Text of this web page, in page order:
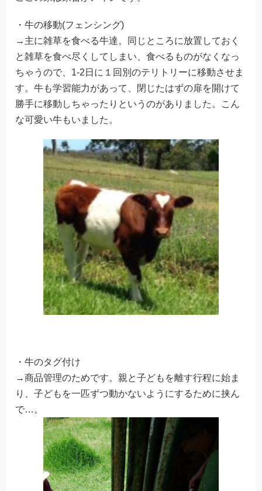
・牛の移動(フェンシング)
→主に雑草を食べる牛達。同じところに放置しておく
と雑草を食べ尽くしてしまい、食べるものがなくなっ
ちゃうので、1-2日に１回別のテリトリーに移動させま
す。牛も学習能力があって、閉じたはずの扉を開けて
勝手に移動しちゃったりというのがありました。こん
な可愛い牛もいました。
・牛のタグ付け
→商品管理のためです。親と子どもを離す行程に始ま
り、子どもを一匹ずつ動かないようにするために挟ん
で…。